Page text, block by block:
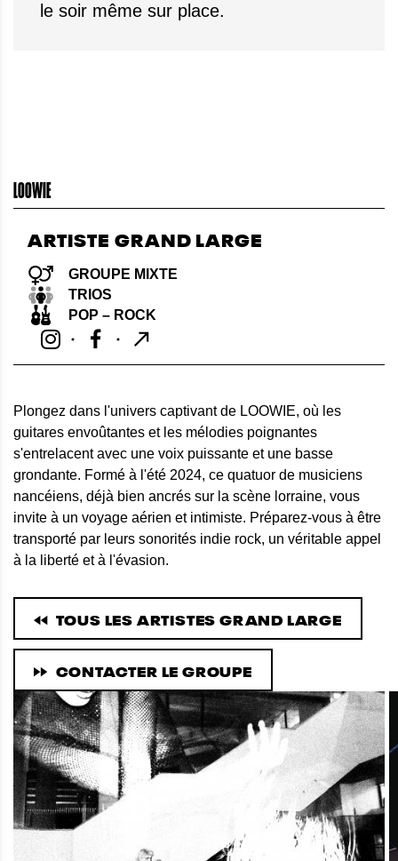
le soir même sur place.
LOOWIE
ARTISTE GRAND LARGE
GROUPE MIXTE
TRIOS
POP – ROCK
Plongez dans l'univers captivant de LOOWIE, où les
guitares envoûtantes et les mélodies poignantes
s'entrelacent avec une voix puissante et une basse
grondante. Formé à l'été 2024, ce quatuor de musiciens
nancéiens, déjà bien ancrés sur la scène lorraine, vous
invite à un voyage aérien et intimiste. Préparez-vous à être
transporté par leurs sonorités indie rock, un véritable appel
à la liberté et à l'évasion.
TOUS LES ARTISTES GRAND LARGE
CONTACTER LE GROUPE